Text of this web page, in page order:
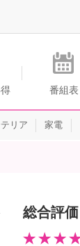
番組表
リア 家電
総合評価